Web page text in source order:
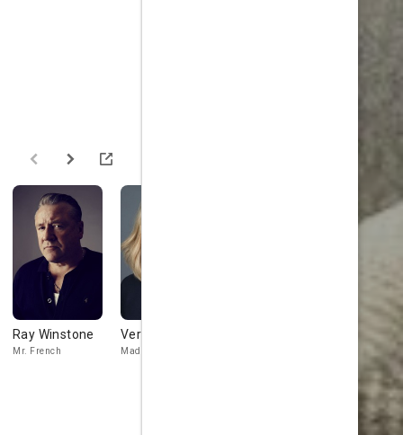
Ray Winstone
Mr. French
Vera Farmiga
Madolyn
Alec